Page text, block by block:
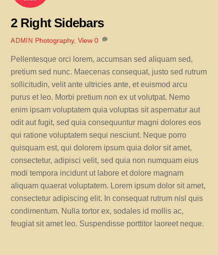
2 Right Sidebars
ADMIN Photography, View 0
Pellentesque orci lorem, accumsan sed aliquam sed,
pretium sed nunc. Maecenas consequat, justo sed rutrum
sollicitudin, velit ante ultricies ante, et euismod arcu
purus et leo. Morbi pretium non ex ut volutpat. Nemo
enim ipsam voluptatem quia voluptas sit aspernatur aut
odit aut fugit, sed quia consequuntur magni dolores eos
qui ratione voluptatem sequi nesciunt. Neque porro
quisquam est, qui dolorem ipsum quia dolor sit amet,
consectetur, adipisci velit, sed quia non numquam eius
modi tempora incidunt ut labore et dolore magnam
aliquam quaerat voluptatem. Lorem ipsum dolor sit amet,
consectetur adipiscing elit. In consequat rutrum nisl quis
condimentum. Nulla tortor ex, sodales id mollis ac,
feugiat sit amet leo. Suspendisse porttitor laoreet neque.